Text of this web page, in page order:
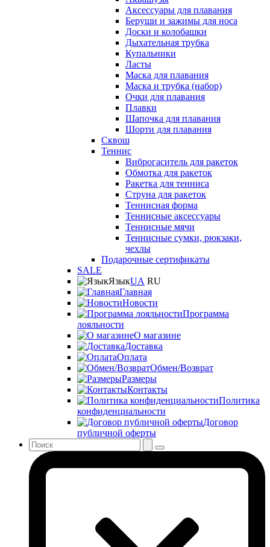
Аксессуары для плавания
Беруши и зажимы для носа
Доски и колобашки
Дыхательная трубка
Купальники
Ласты
Маска для плавания
Маска и трубка (набор)
Очки для плавания
Плавки
Шапочка для плавания
Шорти для плавания
Сквош
Теннис
Виброгаситель для ракеток
Обмотка для ракеток
Ракетка для тенниса
Струна для ракеток
Теннисная форма
Теннисные аксессуары
Теннисные мячи
Теннисные сумки, рюкзаки,
чехлы
Подарочные сертификаты
SALE
ЯзыкUA RU
Главная
Новости
Программа
лояльности
О магазине
Доставка
Оплата
Обмен/Возврат
Размеры
Контакты
Политика
конфиденциальности
Договор
публичной оферты